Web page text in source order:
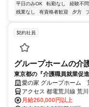
平日のみOK
転勤なし 経験不問
残業なし
有資格者歓迎 夕方
契約社員
グループホームの介
東京都の『介護職員就業促
の仕事をスタートしよう
愛の家 グループホーム
アクセス 都電荒川線 荒
前徒歩約4分、都電荒川
月給260,000円以上